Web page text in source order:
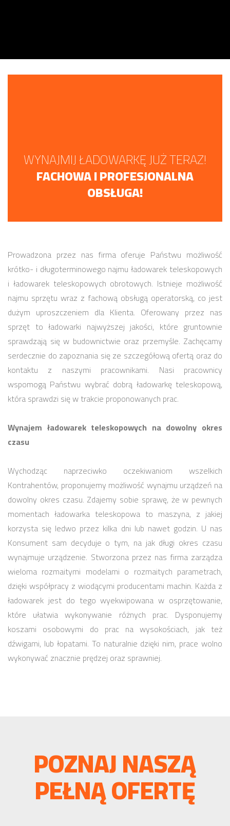
WYNAJMIJ ŁADOWARKĘ JUŻ TERAZ!
FACHOWA I PROFESJONALNA
OBSŁUGA!
Prowadzona przez nas firma oferuje Państwu możliwość
krótko- i długoterminowego najmu ładowarek teleskopowych
i ładowarek teleskopowych obrotowych. Istnieje możliwość
najmu sprzętu wraz z fachową obsługą operatorską, co jest
dużym uproszczeniem dla Klienta. Oferowany przez nas
sprzęt to ładowarki najwyższej jakości, które gruntownie
sprawdzają się w budownictwie oraz przemyśle. Zachęcamy
serdecznie do zapoznania się ze szczegółową ofertą oraz do
kontaktu z naszymi pracownikami. Nasi pracownicy
wspomogą Państwu wybrać dobrą ładowarkę teleskopową,
która sprawdzi się w trakcie proponowanych prac.
Wynajem ładowarek teleskopowych na dowolny okres
czasu
Wychodząc naprzeciwko oczekiwaniom wszelkich
Kontrahentów, proponujemy możliwość wynajmu urządzeń na
dowolny okres czasu. Zdajemy sobie sprawę, że w pewnych
momentach ładowarka teleskopowa to maszyna, z jakiej
korzysta się ledwo przez kilka dni lub nawet godzin. U nas
Konsument sam decyduje o tym, na jak długi okres czasu
wynajmuje urządzenie. Stworzona przez nas firma zarządza
wieloma rozmaitymi modelami o rozmaitych parametrach,
dzięki współpracy z wiodącymi producentami machin. Każda z
ładowarek jest do tego wyekwipowana w osprzętowanie,
które ułatwia wykonywanie różnych prac. Dysponujemy
koszami osobowymi do prac na wysokościach, jak też
dźwigami, lub łopatami. To naturalnie dzięki nim, prace wolno
wykonywać znacznie prędzej oraz sprawniej.
POZNAJ NASZĄ
PEŁNĄ OFERTĘ